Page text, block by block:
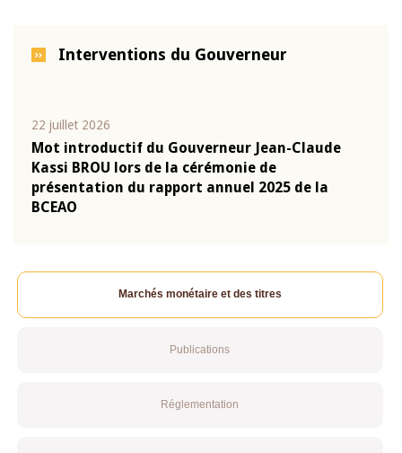
Interventions du Gouverneur
22 juillet 2026
Mot introductif du Gouverneur Jean-Claude
Kassi BROU lors de la cérémonie de
présentation du rapport annuel 2025 de la
BCEAO
Marchés monétaire et des titres
Publications
Réglementation